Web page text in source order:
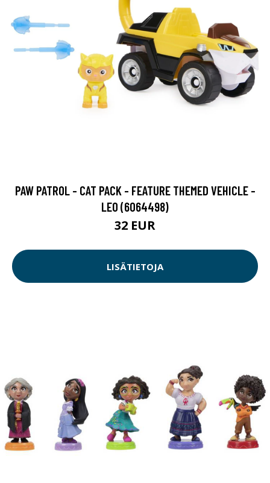
PAW PATROL - CAT PACK - FEATURE THEMED VEHICLE -
LEO (6064498)
32 EUR
LISÄTIETOJA